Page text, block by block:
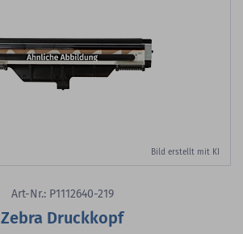
Bild erstellt mit KI
Art-Nr.: P1112640-219
Zebra Druckkopf